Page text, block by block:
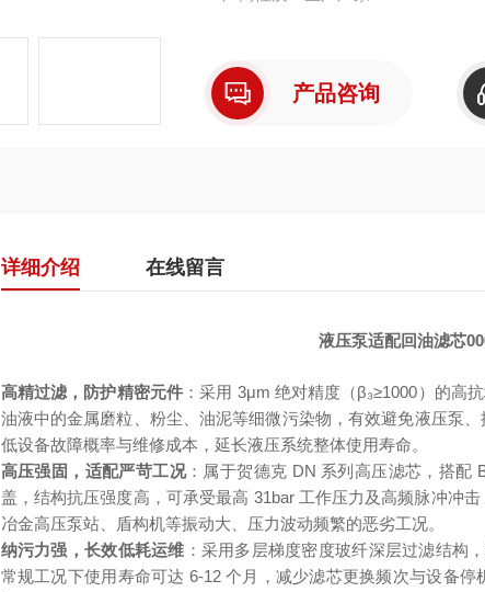
产品咨询
详细介绍 在线留言
液压泵适配回油滤芯
高精过滤，防护精密元件 ：采用 3μm 绝对精度（β₃≥1000）的高
油液中的金属磨粒、粉尘、油泥等细微污染物，有效避免液压泵
低设备故障概率与维修成本，延长液压系统整体使用寿命。
高压强固，适配严苛工况：属于贺德克 DN 系列高压滤芯，搭配
盖，结构抗压强度高，可承受最高 31bar 工作压力及高频脉冲冲
冶金高压泵站、盾构机等振动大、压力波动频繁的恶劣工况。
纳污力强，长效低耗运维 ：采用多层梯度密度玻纤深层过滤结构
常规工况下使用寿命可达 6-12 个月，减少滤芯更换频次与设备